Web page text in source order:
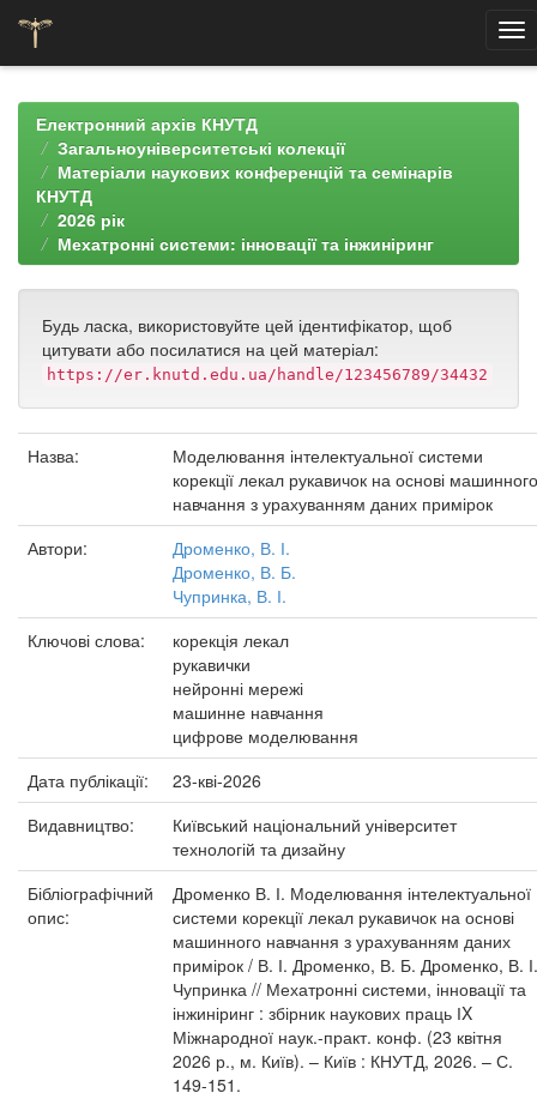
navigationЕлектронний архів КНУТД
Загальноуніверситетські колекції
Матеріали наукових конференцій та семінарів
КНУТД
2026 рік
Мехатронні системи: інновації та інжиніринг
Будь ласка, використовуйте цей ідентифікатор, щоб
цитувати або посилатися на цей матеріал:
https://er.knutd.edu.ua/handle/123456789/34432
Назва:
Моделювання інтелектуальної системи
корекції лекал рукавичок на основі машинного
навчання з урахуванням даних примірок
Автори:
Дроменко, В. І.
Дроменко, В. Б.
Чупринка, В. І.
Ключові слова:
корекція лекал
рукавички
нейронні мережі
машинне навчання
цифрове моделювання
Дата публікації:
23-кві-2026
Видавництво:
Київський національний університет
технологій та дизайну
Бібліографічний
опис:
Дроменко В. І. Моделювання інтелектуальної
системи корекції лекал рукавичок на основі
машинного навчання з урахуванням даних
примірок / В. І. Дроменко, В. Б. Дроменко, В. І.
Чупринка // Мехатронні системи, інновації та
інжиніринг : збірник наукових праць ІX
Міжнародної наук.-практ. конф. (23 квітня
2026 р., м. Київ). – Київ : КНУТД, 2026. – С.
149-151.